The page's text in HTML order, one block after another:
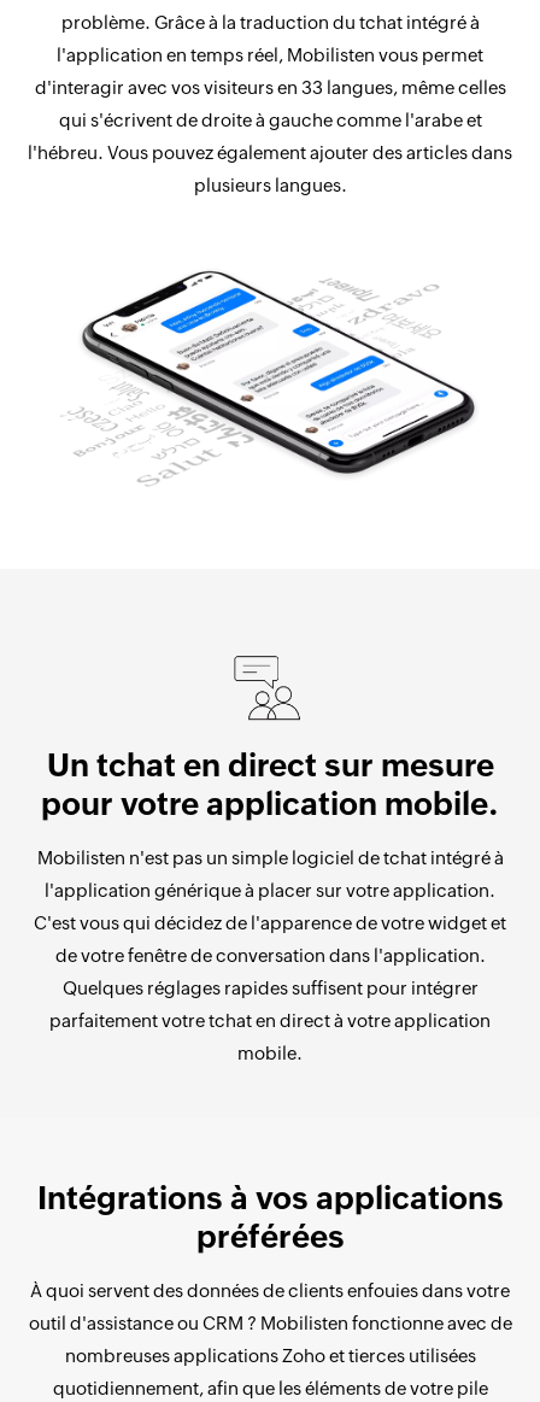
problème. Grâce à la traduction du tchat intégré à
l'application en temps réel, Mobilisten vous permet
d'interagir avec vos visiteurs en 33 langues, même celles
qui s'écrivent de droite à gauche comme l'arabe et
l'hébreu. Vous pouvez également ajouter des articles dans
plusieurs langues.
Un tchat en direct sur mesure
pour votre application mobile.
Mobilisten n'est pas un simple logiciel de tchat intégré à
l'application générique à placer sur votre application.
C'est vous qui décidez de l'apparence de votre widget et
de votre fenêtre de conversation dans l'application.
Quelques réglages rapides suffisent pour intégrer
parfaitement votre tchat en direct à votre application
mobile.
Intégrations à vos applications
préférées
À quoi servent des données de clients enfouies dans votre
outil d'assistance ou CRM ? Mobilisten fonctionne avec de
nombreuses applications Zoho et tierces utilisées
quotidiennement, afin que les éléments de votre pile